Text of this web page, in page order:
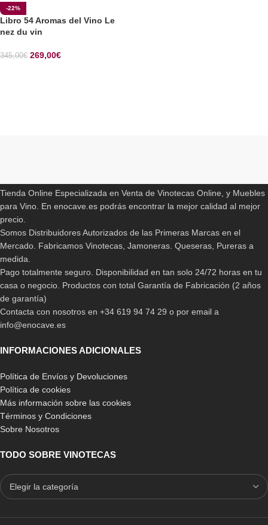
-22%
Libro 54 Aromas del Vino Le
nez du vin
345,00€ 269,00€
Tienda Online Especializada en Venta de Vinotecas Online, y Muebles
para Vino. En enocave.es podrás encontrar la mejor calidad al mejor
precio.
Somos Distribuidores Autorizados de las Primeras Marcas en el
Mercado. Fabricamos Vinotecas, Jamoneras. Queseras, Pureras a
medida.
Pago totalmente seguro. Disponibilidad en tan solo 24/72 horas en tu
casa o negocio. Productos con total Garantía de Fabricación (2 años
de garantía)
Contacta con nosotros en +34 619 94 74 29 o por email a
info@enocave.es
INFORMACIONES ADICIONALES
Política de Envíos y Devoluciones
Política de cookies
Más información sobre las cookies
Términos y Condiciones
Sobre Nosotros
TODO SOBRE VINOTECAS